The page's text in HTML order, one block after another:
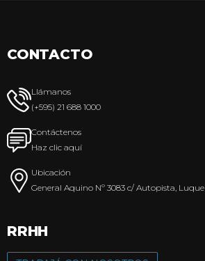
CONTACTO
Llámanos
(+595) 21 688 1000
Contáctenos
Haz clic aquí
Ubicación
General Aquino Nº 3083 c/ Autopista, Luque
RRHH